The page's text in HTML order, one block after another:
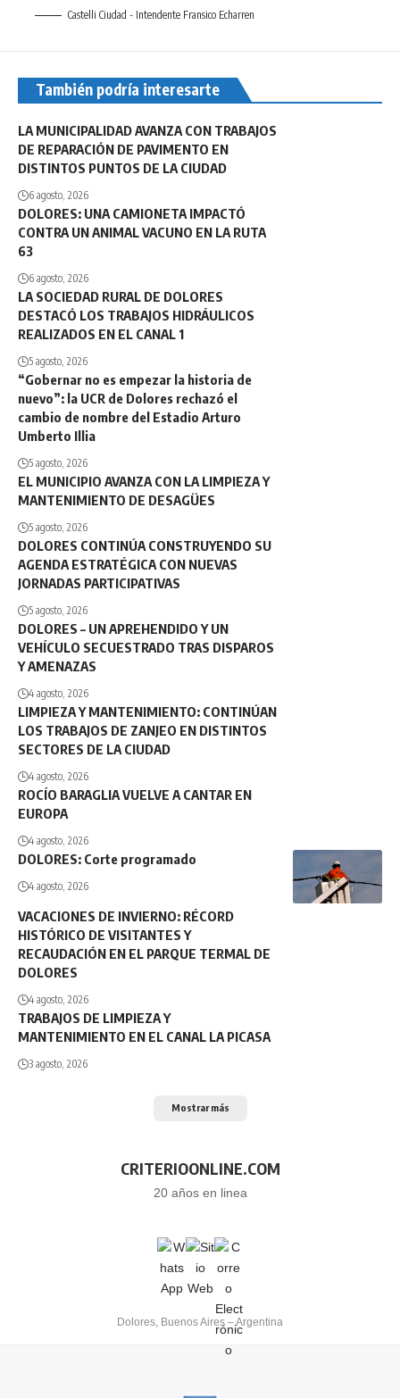
Castelli Ciudad - Intendente Fransico Echarren
También podría interesarte
LA MUNICIPALIDAD AVANZA CON TRABAJOS
DE REPARACIÓN DE PAVIMENTO EN
DISTINTOS PUNTOS DE LA CIUDAD
6 agosto, 2026
DOLORES: UNA CAMIONETA IMPACTÓ
CONTRA UN ANIMAL VACUNO EN LA RUTA
63
6 agosto, 2026
LA SOCIEDAD RURAL DE DOLORES
DESTACÓ LOS TRABAJOS HIDRÁULICOS
REALIZADOS EN EL CANAL 1
5 agosto, 2026
“Gobernar no es empezar la historia de
nuevo”: la UCR de Dolores rechazó el
cambio de nombre del Estadio Arturo
Umberto Illia
5 agosto, 2026
EL MUNICIPIO AVANZA CON LA LIMPIEZA Y
MANTENIMIENTO DE DESAGÜES
5 agosto, 2026
DOLORES CONTINÚA CONSTRUYENDO SU
AGENDA ESTRATÉGICA CON NUEVAS
JORNADAS PARTICIPATIVAS
5 agosto, 2026
DOLORES – UN APREHENDIDO Y UN
VEHÍCULO SECUESTRADO TRAS DISPAROS
Y AMENAZAS
4 agosto, 2026
LIMPIEZA Y MANTENIMIENTO: CONTINÚAN
LOS TRABAJOS DE ZANJEO EN DISTINTOS
SECTORES DE LA CIUDAD
4 agosto, 2026
ROCÍO BARAGLIA VUELVE A CANTAR EN
EUROPA
4 agosto, 2026
DOLORES: Corte programado
4 agosto, 2026
VACACIONES DE INVIERNO: RÉCORD
HISTÓRICO DE VISITANTES Y
RECAUDACIÓN EN EL PARQUE TERMAL DE
DOLORES
4 agosto, 2026
TRABAJOS DE LIMPIEZA Y
MANTENIMIENTO EN EL CANAL LA PICASA
3 agosto, 2026
Mostrar más
CRITERIOONLINE.COM
20 años en linea
Dolores, Buenos Aires – Argentina